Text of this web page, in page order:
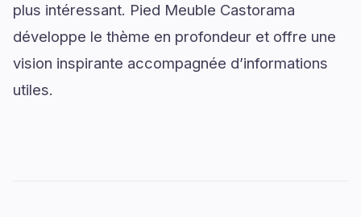
plus intéressant. Pied Meuble Castorama
développe le thème en profondeur et offre une
vision inspirante accompagnée d’informations
utiles.